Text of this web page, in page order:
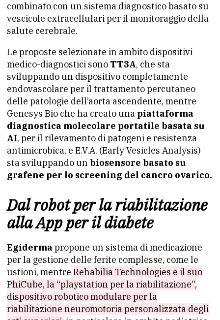
combinato con un sistema diagnostico basato su
vescicole extracellulari per il monitoraggio della
salute cerebrale.
Le proposte selezionate in ambito dispositivi
medico-diagnostici sono TT3A, che sta
sviluppando un dispositivo completamente
endovascolare per il trattamento percutaneo
delle patologie dell’aorta ascendente, mentre
Genesys Bio che ha creato una piattaforma
diagnostica molecolare portatile basata su
AI, per il rilevamento di patogeni e resistenza
antimicrobica, e E.V.A. (Early Vesicles Analysis)
sta sviluppando un biosensore basato su
grafene per lo screening del cancro ovarico.
Dal robot per la riabilitazione
alla App per il diabete
Egiderma propone un sistema di medicazione
per la gestione delle ferite complesse, come le
ustioni, mentre Rehabilia Technologies e il suo
PhiCube, la “playstation per la riabilitazione”,
dispositivo robotico modulare per la
riabilitazione neuromotoria personalizzata degli